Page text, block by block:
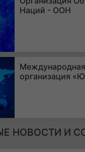
Наций - ООН
Международная
организация
НОВОСТИ И